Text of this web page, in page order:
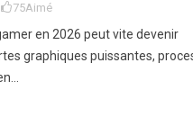
75Aimé
en 2026 peut vite devenir
graphiques puissantes,